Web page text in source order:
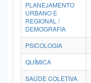
PLANEJAMENTO
URBANO E
REGIONAL /
DEMOGRAFIA
PSICOLOGIA
QUÍMICA
SAÚDE COLETIVA